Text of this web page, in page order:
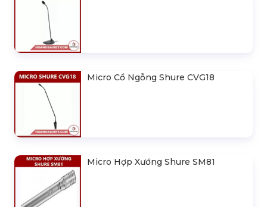
Micro Cổ Ngỗng Shure CVG18
Micro Hợp Xướng Shure SM81